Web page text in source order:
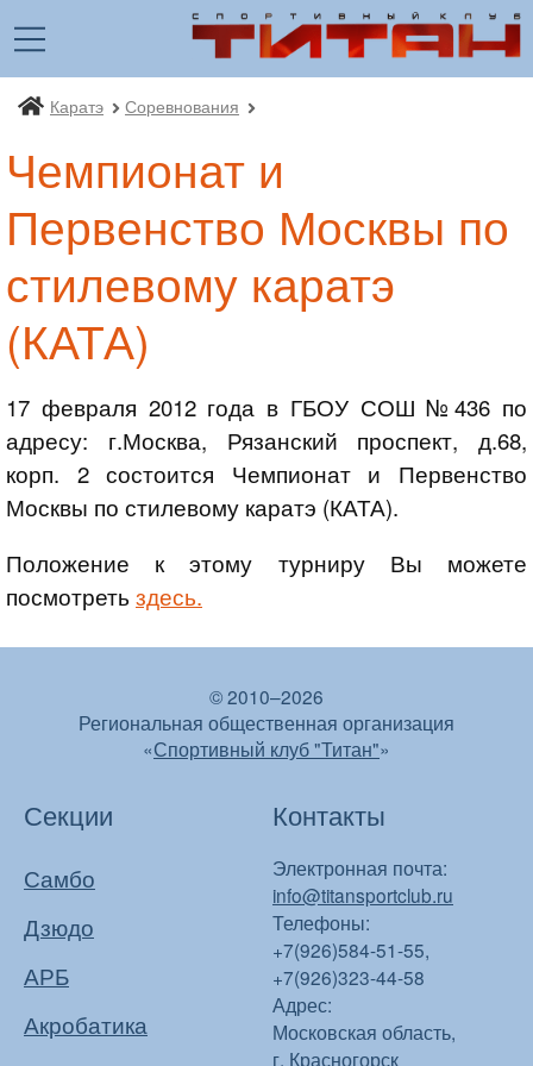
Спортивный клуб «Титан»
Каратэ Соревнования
Чемпионат и
Первенство Москвы по
стилевому каратэ
(КАТА)
17 февраля 2012 года в ГБОУ СОШ №436 по
адресу: г.Москва, Рязанский проспект, д.68,
корп. 2 состоится Чемпионат и Первенство
Москвы по стилевому каратэ (КАТА).
Положение к этому турниру Вы можете
посмотреть здесь.
© 2010–2026
Региональная общественная организация
«Спортивный клуб "Титан"»
Контакты
Электронная почта:
info@titansportclub.ru
Телефоны:
+7(926)584-51-55,
+7(926)323-44-58
Адрес:
Московская область,
г. Красногорск
Секции
Самбо
Дзюдо
АРБ
Акробатика